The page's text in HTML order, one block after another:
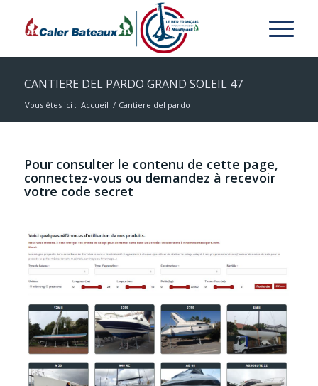
CANTIERE DEL PARDO GRAND SOLEIL 47
Vous êtes ici : Accueil / Cantiere del pardo
Pour consulter le contenu de cette page,
connectez-vous ou demandez à recevoir
votre code secret